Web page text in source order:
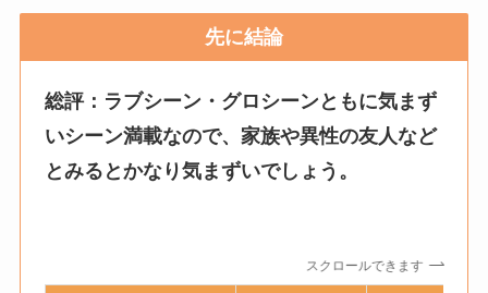
先に結論
総評：ラブシーン・グロシーンともに気まず
いシーン満載なので、家族や異性の友人など
とみるとかなり気まずいでしょう。
スクロールできます